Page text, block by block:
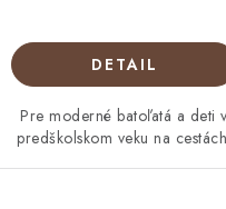
DETAIL
Pre moderné batoľatá a deti v
predškolskom veku na